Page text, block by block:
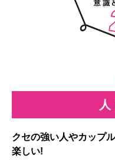
クセの強い人やカップ
楽しい!